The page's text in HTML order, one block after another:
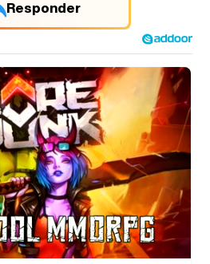
Responder